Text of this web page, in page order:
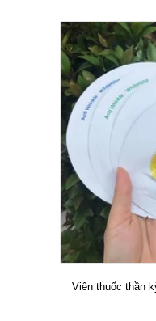
Viên thuốc thần